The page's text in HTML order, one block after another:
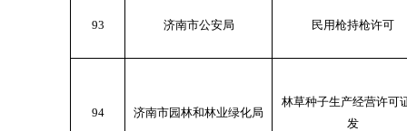
93 济南市公安局 民用枪持枪许可
94 济南市园林和林业绿化局
林草种子生产经营许可
发